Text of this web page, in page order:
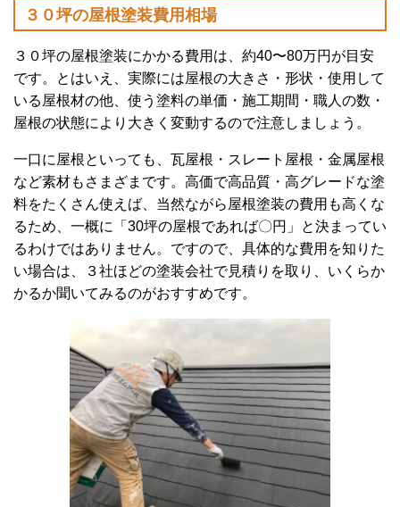
３０坪の屋根塗装費用相場
３０坪の屋根塗装にかかる費用は、約40〜80万円が目安
です。とはいえ、実際には屋根の大きさ・形状・使用して
いる屋根材の他、使う塗料の単価・施工期間・職人の数・
屋根の状態により大きく変動するので注意しましょう。
一口に屋根といっても、瓦屋根・スレート屋根・金属屋根
など素材もさまざまです。高価で高品質・高グレードな塗
料をたくさん使えば、当然ながら屋根塗装の費用も高くな
るため、一概に「30坪の屋根であれば〇円」と決まってい
るわけではありません。ですので、具体的な費用を知りた
い場合は、３社ほどの塗装会社で見積りを取り、いくらか
かるか聞いてみるのがおすすめです。